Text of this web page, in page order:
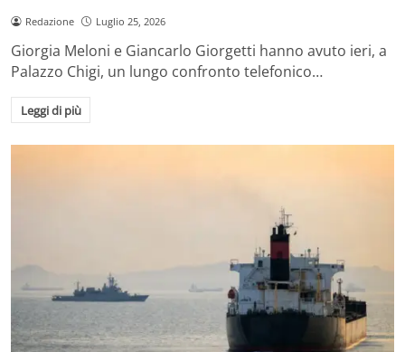
Redazione Luglio 25, 2026
Giorgia Meloni e Giancarlo Giorgetti hanno avuto ieri, a
Palazzo Chigi, un lungo confronto telefonico…
Leggi di più